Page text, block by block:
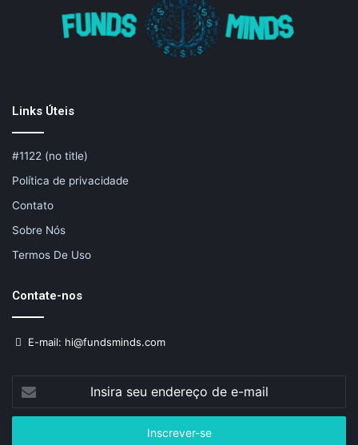
Links Úteis
#1122 (no title)
Política de privacidade
Contato
Sobre Nós
Termos De Uso
Contate-nos
E-mail: hi@fundsminds.com
Insira
seu
endereço